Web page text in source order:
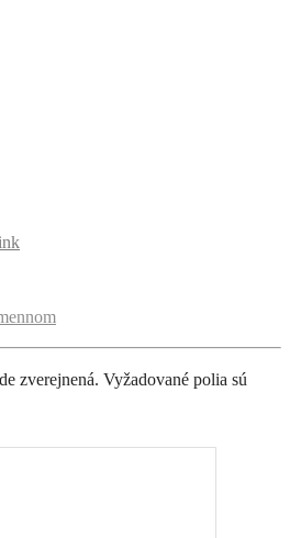
zverejnená. Vyžadované polia sú